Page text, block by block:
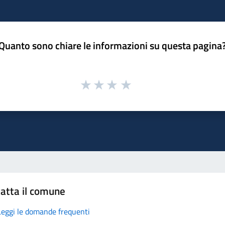
sono chiare le informazioni su questa
il comune
le domande frequenti